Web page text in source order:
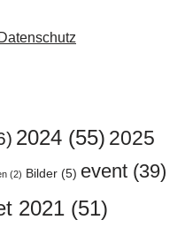
2024 (55) 2025
(2) Bilder (5) event (39)
2021 (51)